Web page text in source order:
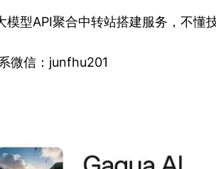
模型API聚合中转站搭建服务，不懂
微信：junfhu201